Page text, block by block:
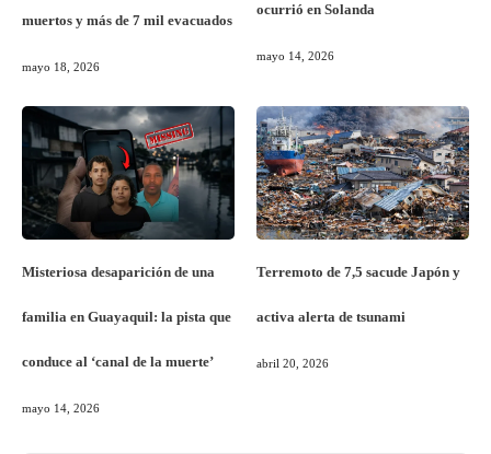
muertos y más de 7 mil evacuados
mayo 18, 2026
ocurrió en Solanda
mayo 14, 2026
Misteriosa desaparición de una
familia en Guayaquil: la pista que
conduce al ‘canal de la muerte’
mayo 14, 2026
Terremoto de 7,5 sacude Japón y
activa alerta de tsunami
abril 20, 2026